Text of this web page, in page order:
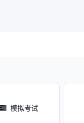
模拟考试